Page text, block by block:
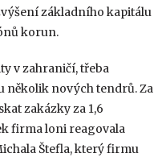
základního kapitálu
korun.
v zahraničí, třeba
několik nových tendrů. Za
zakázky za 1,6
firma loni reagovala
Štefla, který firmu